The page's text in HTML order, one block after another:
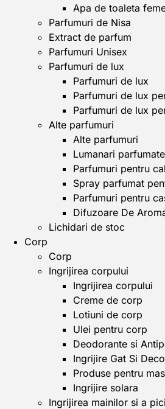
Apa de toaleta
Parfumuri de Nisa
Extract de parfum
Parfumuri Unisex
Parfumuri de lux
Parfumuri de lux
Parfumuri de lux
Parfumuri de lux
Alte parfumuri
Alte parfumuri
Lumanari parfumate
Parfumuri pentru
Spray parfumat
Parfumuri pentru
Difuzoare De
Lichidari de stoc
Corp
Corp
Ingrijirea corpului
Ingrijirea corpului
Creme de corp
Lotiuni de corp
Ulei pentru corp
Deodorante si
Ingrijire Gat Si
Produse pentru
Ingrijire solara
Ingrijirea mainilor si a